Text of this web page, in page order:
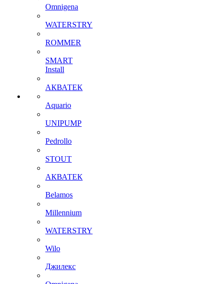
Omnigena
WATERSTRY
ROMMER
SMART
Install
АКВАТЕК
Aquario
UNIPUMP
Pedrollo
STOUT
АКВАТЕК
Belamos
Millennium
WATERSTRY
Wilo
Джилекс